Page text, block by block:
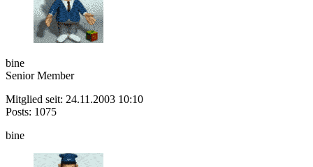
bine
Senior Member
Mitglied seit: 24.11.2003 10:10
Posts: 1075
bine